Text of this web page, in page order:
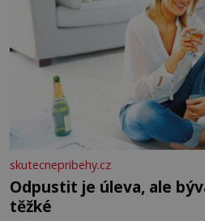
skutecnepribehy.cz
Odpustit je úleva, ale
těžké